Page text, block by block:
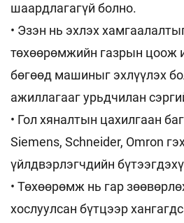
шаардлагагүй болно.
• Эзэн нь эхлэх
төхөөрөмжийн газрын цоож
бөгөөд машиныг эхлүүлэх
ажиллагааг урьдчилан
• Гол хяналтын цахилгаан
Siemens, Schneider, Omron
үйлдвэрлэгчдийн
• Төхөөрөмж нь гар
хослуулсан бүтцээр